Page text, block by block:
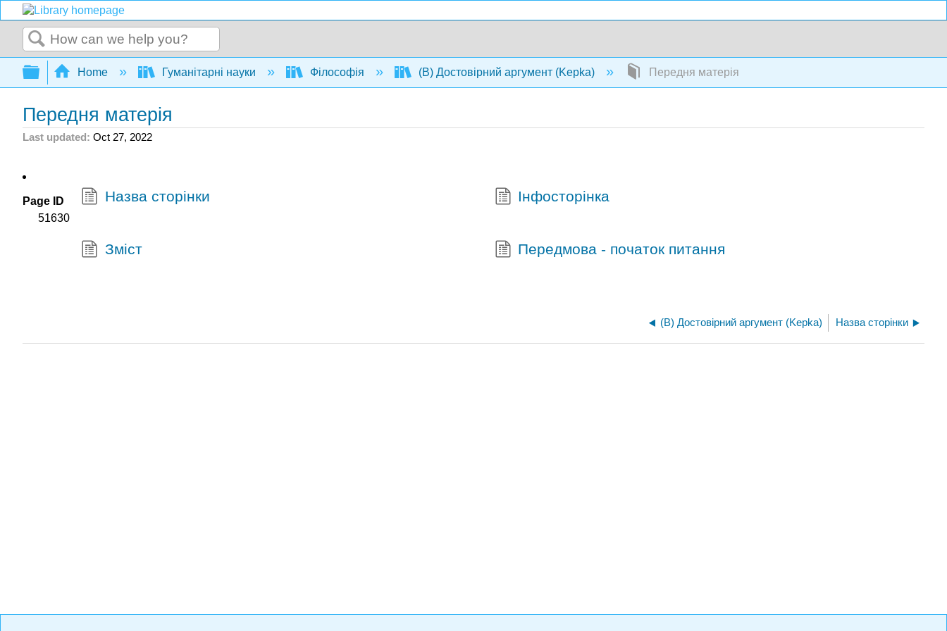
Search
Expand/collapse global hierarchy
Home Гуманітарні науки Філософія (В) Достовірний аргумент (Kepka) Передня матерія
Передня матерія
Last updated Oct 27, 2022
Page ID
51630
Назва сторінки Інфосторінка
Зміст Передмова - початок питання
(В) Достовірний аргумент (Kepka) Назва сторінки